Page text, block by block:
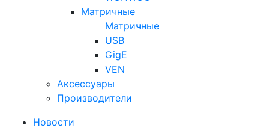
Матричные
Матричные
USB
GigE
VEN
Аксессуары
Производители
Новости